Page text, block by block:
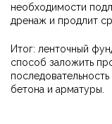
необходимости
дренаж и продлит
Итог: ленточный
способ заложить
бетона и арматуры.